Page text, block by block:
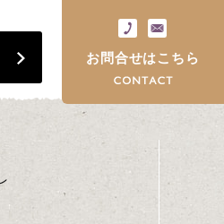
お問合せはこちら